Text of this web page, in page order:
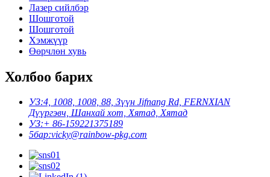
Лазер сийлбэр
Шошготой
Шошготой
Хэмжүүр
Өөрчлөн хувь
Холбоо барих
УЗ:4, 1008, 1008, 88, Зүүн Jifnang Rd, FERNXIAN
Дүүргэвч, Шанхай хот, Хятад, Хятад
УЗ:+ 86-159221375189
5бар:vicky@rainbow-pkg.com